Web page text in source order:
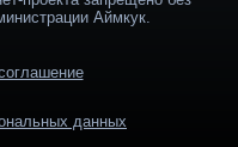
Аймкук.
данных